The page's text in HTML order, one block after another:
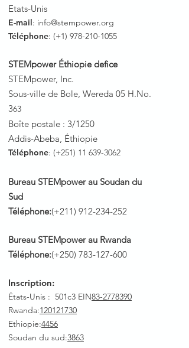
Etats-Unis
E-mail: info@stempower.org
Téléphone: (+1) 978-210-1055
STEMpower Éthiopie defice
STEMpower, Inc.
Sous-ville de Bole, Wereda 05 H.No.
363
Boîte postale : 3/1250
Addis-Abeba, Éthiopie
Téléphone: (+251) 11 639-3062
Bureau STEMpower au Soudan du
Sud
Téléphone:(+211) 912-234-252
Bureau STEMpower au Rwanda
Téléphone:(+250) 783-127-600
Inscription:
États-Unis : 501c3 EIN83-2778390
Rwanda:120121730
Ethiopie:4456
Soudan du sud:3863